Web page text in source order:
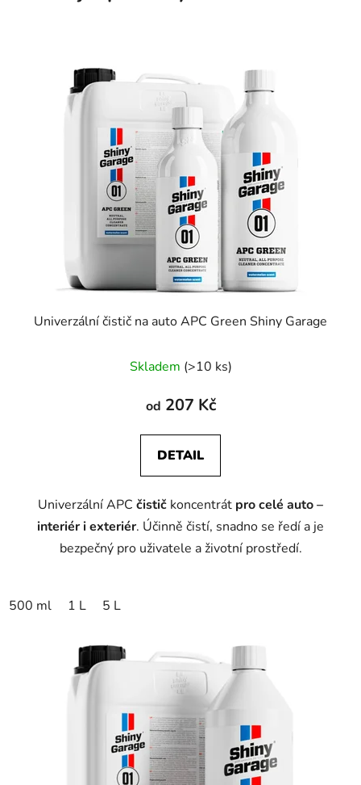
Univerzální čistič na auto APC Green Shiny Garage
Skladem (>10 ks)
od 207 Kč
DETAIL
Univerzální APC čistič koncentrát pro celé auto –
interiér i exteriér. Účinně čistí, snadno se ředí a je
bezpečný pro uživatele a životní prostředí.
500 ml 1 L 5 L